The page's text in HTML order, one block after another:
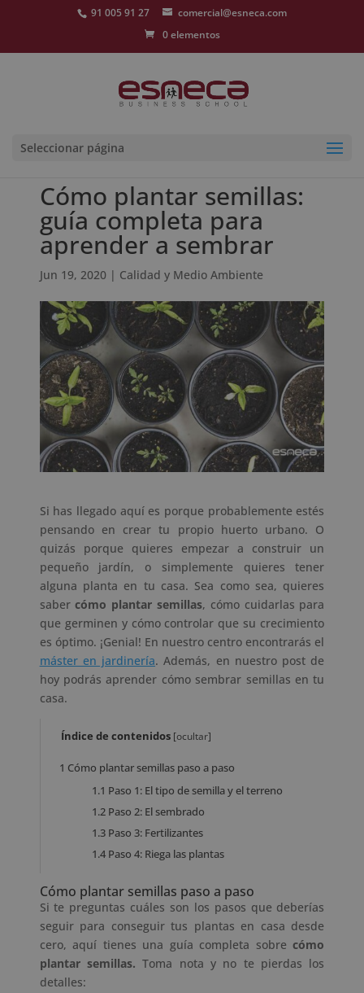
91 005 91 27
comercial@esneca.com
0 elementos
Seleccionar página
Cómo plantar semillas:
guía completa para
aprender a sembrar
Jun 19, 2020| Calidad y Medio Ambiente
Si has llegado aquí es porque probablemente estés
pensando en crear tu propio huerto urbano. O
quizás porque quieres empezar a construir un
pequeño jardín, o simplemente quieres tener
alguna planta en tu casa. Sea como sea, quieres
sabercómo plantar semillas, cómo cuidarlas para
que germinen y cómo controlar que su crecimiento
es óptimo. ¡Genial! En nuestro centro encontrarás el
máster en jardinería. Además, en nuestro post de
hoy podrás aprender cómo sembrar semillas en tu
casa.
Índice de contenidos [ocultar]
1 Cómo plantar semillas paso a paso
1.1 Paso 1: El tipo de semilla y el terreno
1.2Paso 2: El sembrado
1.3Paso 3: Fertilizantes
1.4Paso 4: Riega las plantas
Cómo plantar semillas paso a paso
Si te preguntas cuáles son los pasos que deberías
seguir para conseguir tus plantas en casa desde
cero, aquí tienes una guía completa sobrecómo
plantar semillas.Toma nota y no te pierdas los
detalles: